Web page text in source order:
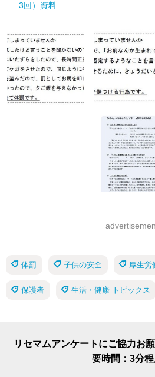
3回）資料
体罰 子供の安全 厚生労
保護者 生活・健康 トピックス
リセマムアンケートにご協力お
要時間：3分程